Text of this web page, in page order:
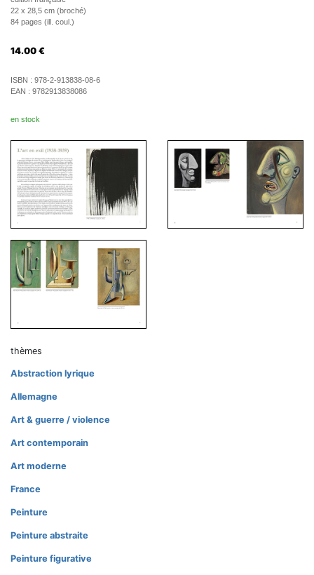
22 x 28,5 cm (broché)
84 pages (ill. coul.)
14.00 €
ISBN : 978-2-913838-08-6
EAN : 9782913838086
en stock
thèmes
Abstraction lyrique
Allemagne
Art & guerre / violence
Art contemporain
Art moderne
France
Peinture
Peinture abstraite
Peinture figurative